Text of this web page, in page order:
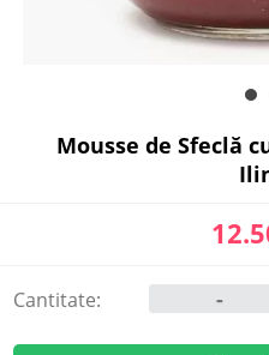
Mousse de Sfeclă
Cantitate: -